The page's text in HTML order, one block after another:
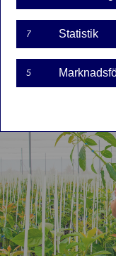
7 Statistik
5